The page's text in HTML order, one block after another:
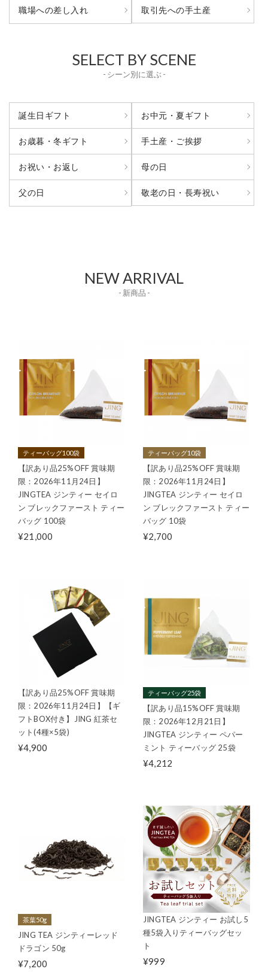
職場への差し入れ 取引先への手土産
SELECT BY SCENE
- シーン別に選ぶ -
誕生日ギフト お中元・夏ギフト
お歳暮・冬ギフト 手土産・ご挨拶
お祝い・お返し 母の日
父の日 敬老の日・長寿祝い
NEW ARRIVAL
- 新商品 -
ティーバッグ100袋
【訳あり品25%OFF 賞味期
限：2026年11月24日】
JINGTEA ジンティー セイロ
ン ブレックファースト ティー
バッグ 100袋
¥21,000
ティーバッグ10袋
【訳あり品25%OFF 賞味期
限：2026年11月24日】
JINGTEA ジンティー セイロ
ン ブレックファースト ティー
バッグ 10袋
¥2,700
【訳あり品25%OFF 賞味期
限：2026年11月24日】【ギ
フトBOX付き】JING 紅茶セ
ット(4種×5袋)
¥4,900
ティーバッグ25袋
【訳あり品15%OFF 賞味期
限：2026年12月21日】
JINGTEA ジンティー ペパー
ミント ティーバッグ 25袋
¥4,212
茶葉50g
JING TEA ジンティーレッド
ドラゴン 50g
¥7,200
JINGTEA ジンティー お試し5
種5袋入りティーバッグセッ
ト
¥999